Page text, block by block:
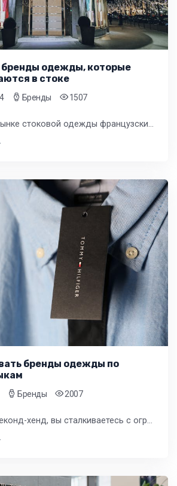
одежды, которые
в стоке
Бренды 1507
На российском рынке стоковой одежды французские бренды занимают особое место. Они сочетают узнаваемый европейский стиль, качественные материалы и демократичную стоимость для конечного покупателя.
бренды одежды по
Бренды 2007
Покупая сток и секонд-хенд, вы сталкиваетесь с огромным количеством товара без первоначальной упаковки. В этой ситуации главным источником информации становятся бирки и ярлыки, пришитые к изделию.